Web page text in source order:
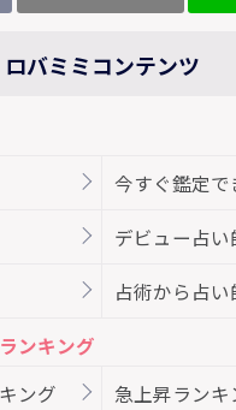
ロバミミコンテンツ
今すぐ鑑定
デビュー占い
占術から占
ンキング
ング
急上昇ランキ